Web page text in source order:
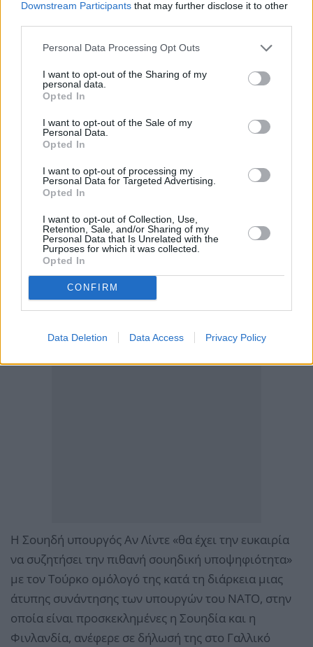
Downstream Participants that may further disclose it to other
Personal Data Processing Opt Outs
I want to opt-out of the Sharing of my
personal data.
Opted In
I want to opt-out of the Sale of my
Personal Data.
Opted In
I want to opt-out of processing my
Personal Data for Targeted Advertising.
Opted In
I want to opt-out of Collection, Use,
Retention, Sale, and/or Sharing of my
Personal Data that Is Unrelated with the
Purposes for which it was collected.
Opted In
CONFIRM
Data Deletion Data Access Privacy Policy
πρόεδρος Ρετζέπ Ταγίπ Ερντογάν για την ενδεχόμενη
ένταξη των δύο σκανδιναβικών χωρών στο ΝΑΤΟ,
ανακοίνωσαν τα υπουργεία Εξωτερικών των δύο
Η Σουηδή υπουργός Αν Λίντε «θα έχει την ευκαιρία
να συζητήσει την πιθανή σουηδική υποψηφιότητα»
με τον Τούρκο ομόλογό της κατά τη διάρκεια μιας
άτυπης συνάντησης των υπουργών του ΝΑΤΟ, στην
οποία είναι προσκεκλημένες η Σουηδία και η
Φινλανδία, ανέφερε σε δήλωσή της στο Γαλλικό